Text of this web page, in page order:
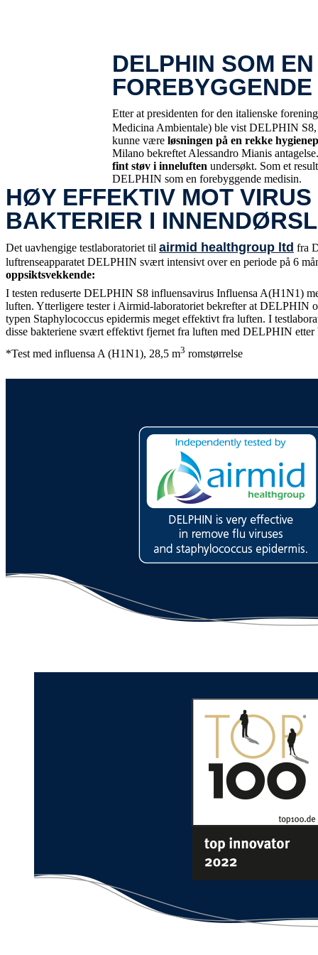
DELPHIN SOM
Etter at presidenten for den italienske
Medicina Ambientale) ble vist DELPHIN
kunne være løsningen på en rekke
Milano bekreftet Alessandro Mianis
fint støv i inneluften undersøkt. Som et
DELPHIN som en forebyggende medisin.
HØY EFFEKTIV MOT VIRUS
BAKTERIER I
Det uavhengige testlaboratoriet til airmid healthgroup ltd fra
luftrenseapparatet DELPHIN svært intensivt over en periode på 6
oppsiktsvekkende:
I testen reduserte DELPHIN S8 influensavirus Influensa A(H1N1)
luften. Ytterligere tester i Airmid-laboratoriet bekrefter at DELPHIN
typen Staphylococcus epidermis meget effektivt fra luften. I
disse bakteriene svært effektivt fjernet fra luften med DELPHIN etter
*Test med influensa A (H1N1), 28,5 m3 romstørrelse